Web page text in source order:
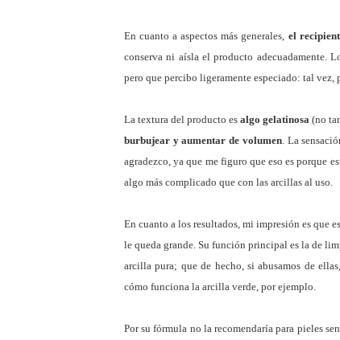
En cuanto a aspectos más generales, el
conserva ni aísla el producto adecuadamente.
pero que percibo ligeramente especiado: tal vez,
La textura del producto es algo gelatinosa (no
burbujear y aumentar de volumen. La
agradezco, ya que me figuro que eso es porque
algo más complicado que con las arcillas al uso.
En cuanto a los resultados, mi impresión es que
le queda grande. Su función principal es la de
arcilla pura; que de hecho, si abusamos de
cómo funciona la arcilla verde, por ejemplo.
Por su fórmula no la recomendaría para pieles